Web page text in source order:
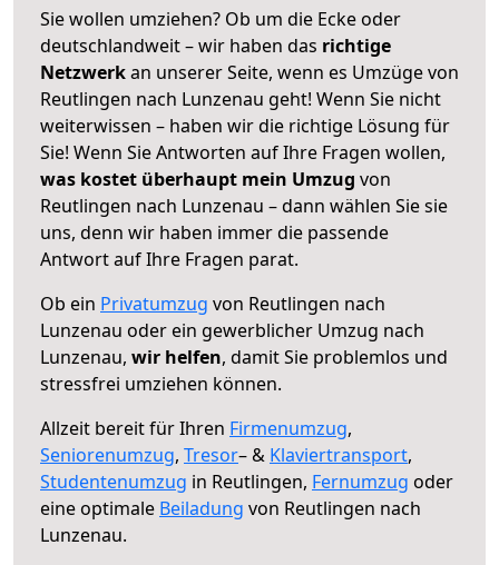
Sie wollen umziehen? Ob um die Ecke oder
deutschlandweit – wir haben das richtige
Netzwerkan unserer Seite, wenn es Umzüge von
Reutlingen nach Lunzenau geht! Wenn Sie nicht
weiterwissen – haben wir die richtige Lösung für
Sie! Wenn Sie Antworten auf Ihre Fragen wollen,
was kostet überhaupt mein Umzug von
Reutlingen nach Lunzenau – dann wählen Sie sie
uns, denn wir haben immer die passende
Antwort auf Ihre Fragen parat.
Ob ein Privatumzug von Reutlingen nach
Lunzenau oder ein gewerblicher Umzug nach
Lunzenau, wir helfen, damit Sie problemlos und
stressfrei umziehen können.
Allzeit bereit für Ihren Firmenumzug,
Seniorenumzug, Tresor– & Klaviertransport,
Studentenumzug in Reutlingen, Fernumzug oder
eine optimale Beiladung von Reutlingen nach
Lunzenau.